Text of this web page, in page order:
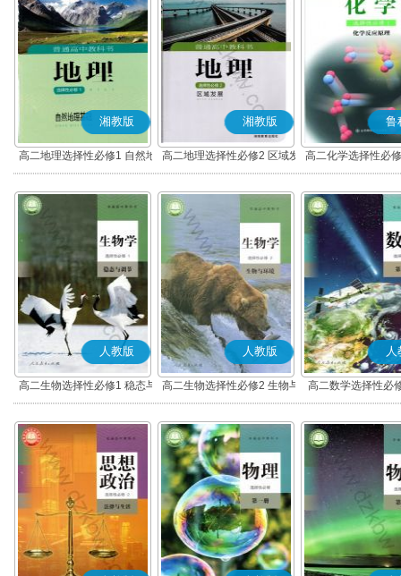
湘教版
高二地理选择性必修1 自然地
理基础
湘教版
高二地理选择性必修2 区域发
展
鲁
高二化学选择性必
应原理
人教版
高二生物选择性必修1 稳态与
调节
人教版
高二生物选择性必修2 生物与
环境
人
高二数学选择性必
(A版)